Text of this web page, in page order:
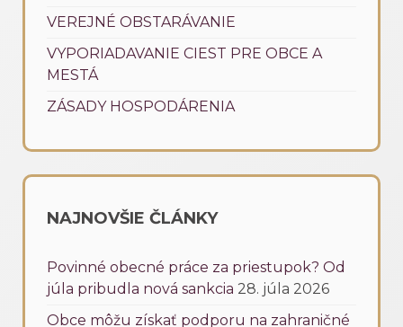
VEREJNÉ OBSTARÁVANIE
VYPORIADAVANIE CIEST PRE OBCE A
MESTÁ
ZÁSADY HOSPODÁRENIA
NAJNOVŠIE ČLÁNKY
Povinné obecné práce za priestupok? Od
júla pribudla nová sankcia 28. júla 2026
Obce môžu získať podporu na zahraničné